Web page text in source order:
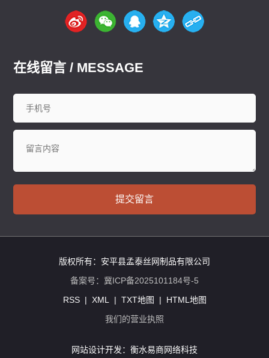
在线留言 / MESSAGE
提交留言
版权所有：安平县孟泰丝网制品有限公司
备案号： 冀ICP备2025101184号-5
RSS| XML| TXT地图 | HTML地图
我们的营业执照
网站设计开发： 衡水易商网络科技